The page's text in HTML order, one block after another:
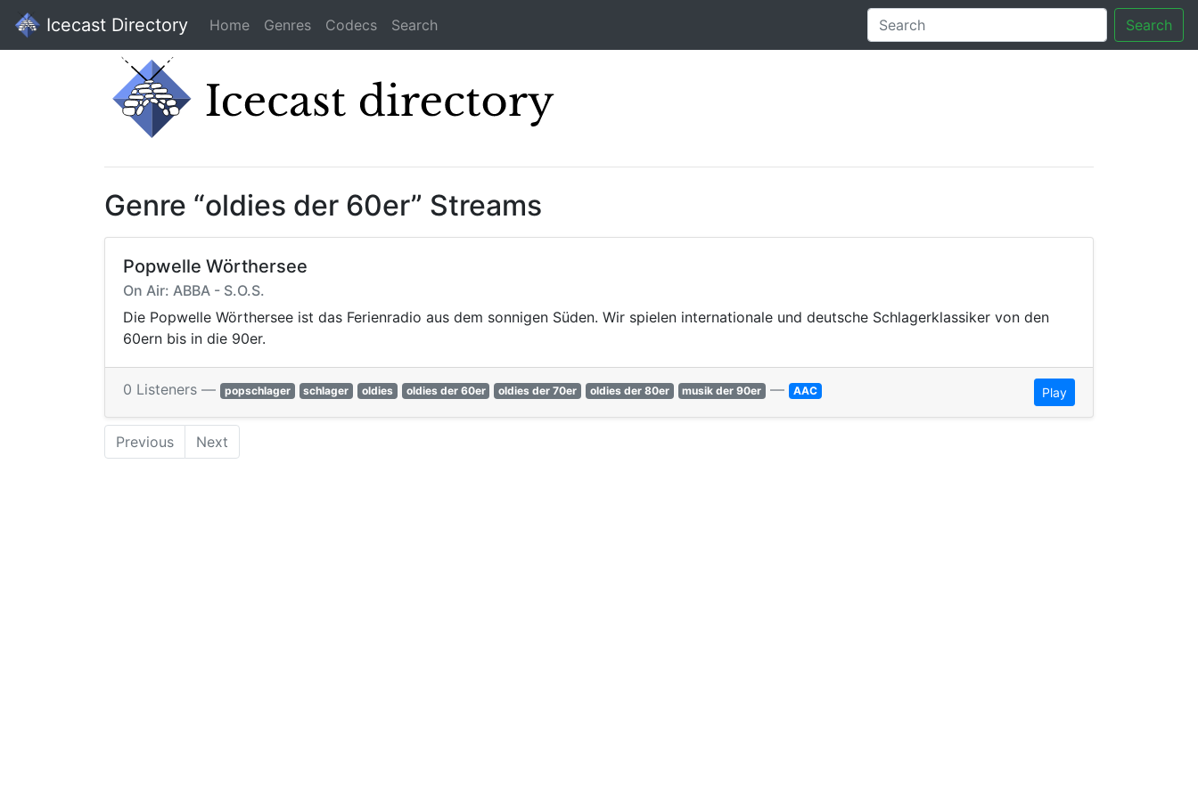
Icecast Directory Home Genres Codecs Search Search
Genre “oldies der 60er” Streams
Popwelle Wörthersee
On Air: ABBA - S.O.S.
Die Popwelle Wörthersee ist das Ferienradio aus dem sonnigen Süden. Wir spielen internationale und deutsche Schlagerklassiker von den
60ern bis in die 90er.
0 Listeners — popschlager schlager oldies oldies der 60er oldies der 70er oldies der 80er musik der 90er — AAC Play
Previous Next